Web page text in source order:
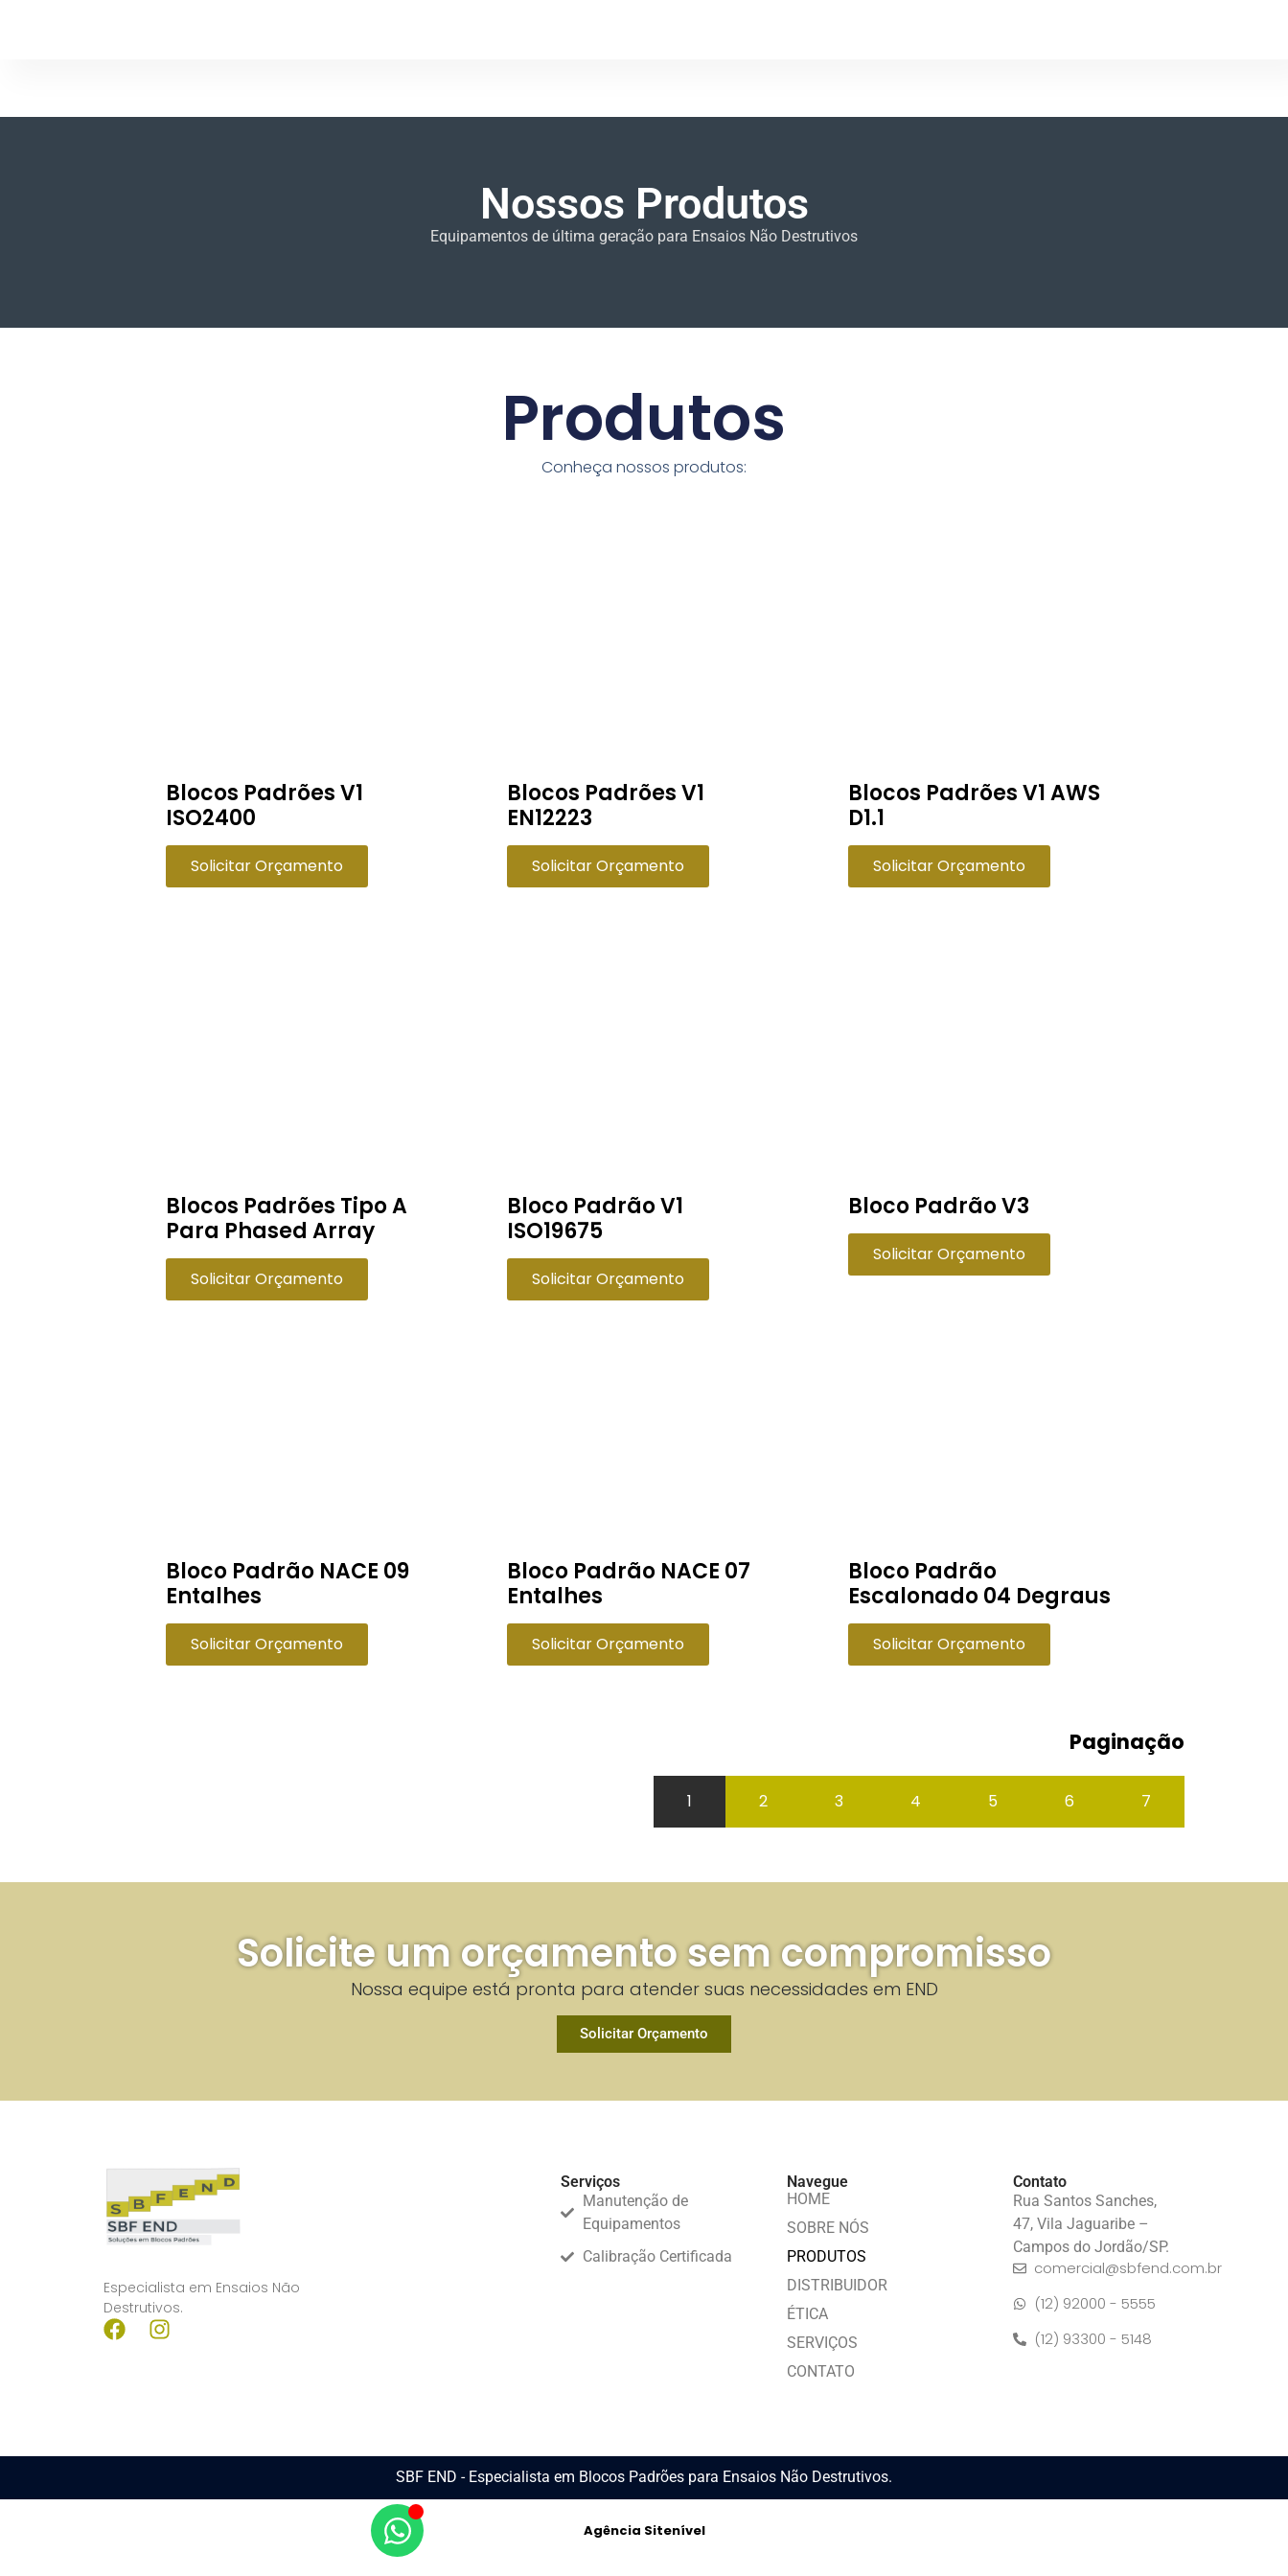
Nossos Produtos
Equipamentos de última geração para Ensaios Não Destrutivos
Produtos
Conheça nossos produtos:
1 2 3 4 5 6 7
Blocos Padrões V1
ISO2400
Solicitar Orçamento
Blocos Padrões V1
EN12223
Solicitar Orçamento
Blocos Padrões V1 AWS
D1.1
Solicitar Orçamento
Blocos Padrões Tipo A
Para Phased Array
Solicitar Orçamento
Bloco Padrão V1
ISO19675
Solicitar Orçamento
Bloco Padrão V3
Solicitar Orçamento
Bloco Padrão NACE 09
Entalhes
Solicitar Orçamento
Bloco Padrão NACE 07
Entalhes
Solicitar Orçamento
Bloco Padrão
Escalonado 04 Degraus
Solicitar Orçamento
Paginação
Solicite um orçamento sem compromisso​
Nossa equipe está pronta para atender suas necessidades em END​
Solicitar Orçamento
Especialista em Ensaios Não
Destrutivos.
Serviços
Manutenção de
Equipamentos
Calibração Certificada
Navegue
HOME
SOBRE NÓS
PRODUTOS
DISTRIBUIDOR
ÉTICA
SERVIÇOS
CONTATO
Contato
Rua Santos Sanches,
47, Vila Jaguaribe –
Campos do Jordão/SP.
comercial@sbfend.com.br
(12) 92000 - 5555
(12) 93300 - 5148
SBF END - Especialista em Blocos Padrões para Ensaios Não Destrutivos.
Agência Sitenível